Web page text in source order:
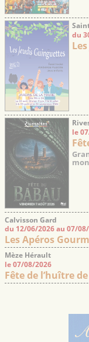
du
le
Calvisson Gard
du 12/06/2026 au 07/
Les Apéros
Mèze Hérault
le 07/08/2026
Fête de l’huître